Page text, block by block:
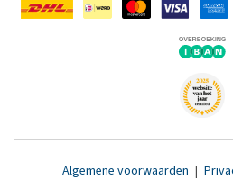
4.6 uit 5 gebaseerd op